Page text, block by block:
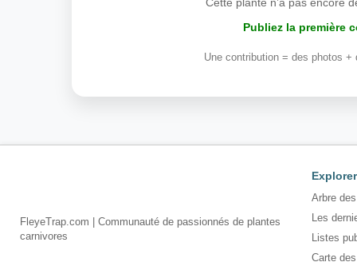
Publiez la première
Une contribution = des photos
FleyeTrap.com | Communauté de passionnés de plantes
carnivores
Explorer
Arbre
Les
Listes
Carte